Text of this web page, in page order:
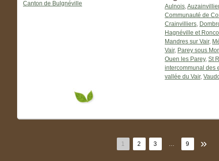
Canton de Bulgnéville
Aulnois,
Communauté de
Crainvilliers,
Hagnéville et
Mandres sur Vair,
Vair, Parey sous
Ouen les Parey, St
intercommunal des
vallée du Vair,
1 2 3 … 9 »